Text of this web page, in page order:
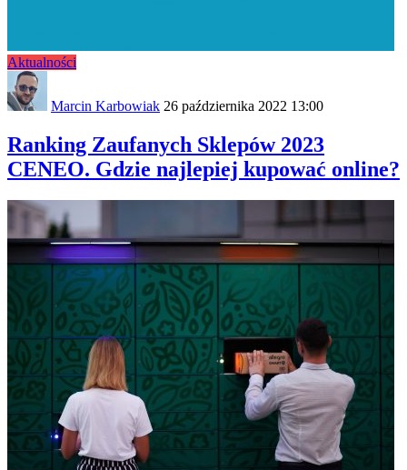
Aktualności
Marcin Karbowiak 26 października 2022 13:00
Ranking Zaufanych Sklepów 2023
CENEO. Gdzie najlepiej kupować online?